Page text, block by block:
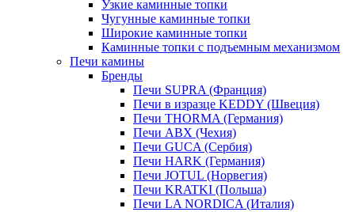
Узкие каминные топки
Чугунные каминные топки
Широкие каминные топки
Каминные топки с подъемным механизмом
Печи камины
Бренды
Печи SUPRA (Франция)
Печи в изразце KEDDY (Швеция)
Печи THORMA (Германия)
Печи ABX (Чехия)
Печи GUCA (Сербия)
Печи HARK (Германия)
Печи JOTUL (Норвегия)
Печи KRATKI (Польша)
Печи LA NORDICA (Италия)